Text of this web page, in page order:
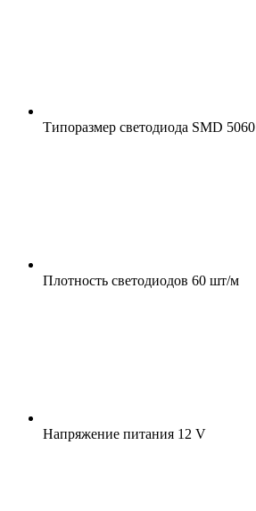
Типоразмер светодиода SMD 5060
Плотность светодиодов 60 шт/м
Напряжение питания 12 V